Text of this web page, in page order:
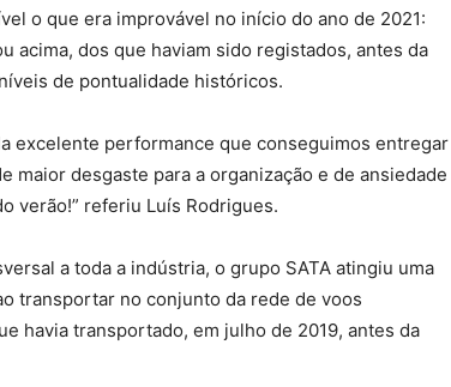
o que era improvável no início do ano de 2021:
acima, dos que haviam sido registados, antes da
de pontualidade históricos.
excelente performance que conseguimos entregar
maior desgaste para a organização e de ansiedade
verão!” referiu Luís Rodrigues.
a toda a indústria, o grupo SATA atingiu uma
transportar no conjunto da rede de voos
havia transportado, em julho de 2019, antes da